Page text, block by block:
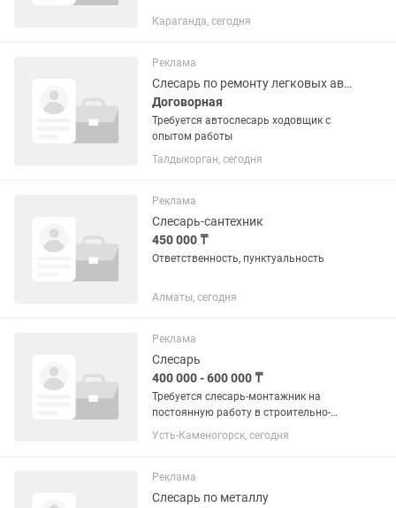
Караганда, сегодня
Реклама
Слесарь по ремонту легковых автомобилей
Договорная
Требуется автослесарь ходовщик с
опытом работы
Талдыкорган, сегодня
Реклама
Слесарь-сантехник
450 000 ₸
Ответственность, пунктуальность
Алматы, сегодня
Реклама
Слесарь
400 000 - 600 000 ₸
Требуется слесарь-монтажник на
постоянную работу в строительно-
монтажную организацию. Работа на
промышленных площадках. Виды
изготовление и монтаж
металлоконструкций,...
Усть-Каменогорск, сегодня
Реклама
Слесарь по металлу